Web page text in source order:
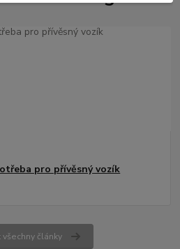
pro přívěsný vozík
články